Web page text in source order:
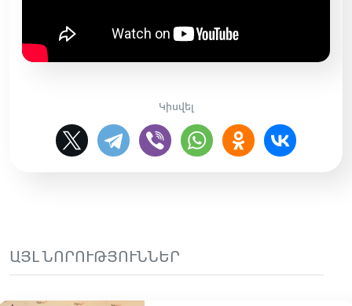
Կիսվել
ԱՅԼ ՆՈՐՈՒԹՅՈՒՆՆԵՐ